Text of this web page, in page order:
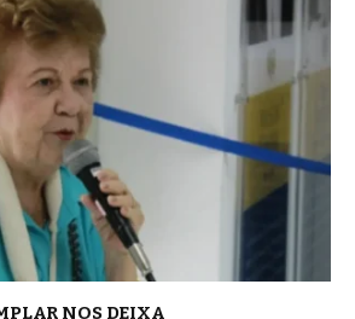
NOS DEIXA